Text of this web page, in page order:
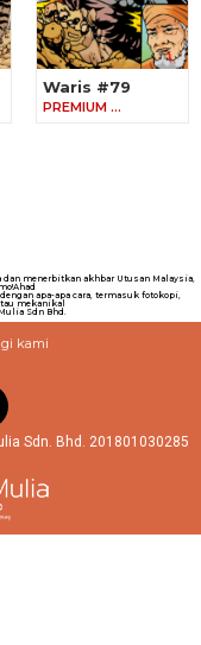
Waris #79
PREMIUM …
menerbitkan akhbar Utusan Malaysia,
apa-apa cara, termasuk fotokopi,
mekanikal
Sdn Bhd.
kami
Sdn. Bhd. 201801030285